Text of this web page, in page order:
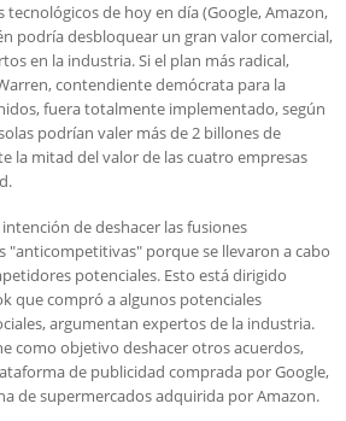
de hoy en día (Google, Amazon,
podría desbloquear un gran valor comercial,
en la industria. Si el plan más radical,
contendiente demócrata para la
fuera totalmente implementado, según
podrían valer más de 2 billones de
la mitad del valor de las cuatro empresas
de deshacer las fusiones
"anticompetitivas" porque se llevaron a cabo
potenciales. Esto está dirigido
que compró a algunos potenciales
argumentan expertos de la industria.
como objetivo deshacer otros acuerdos,
de publicidad comprada por Google,
de supermercados adquirida por Amazon.